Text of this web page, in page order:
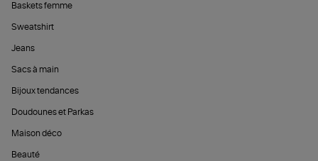
Baskets femme
Sweatshirt
Jeans
Sacs à main
Bijoux tendances
Doudounes et Parkas
Maison déco
Beauté